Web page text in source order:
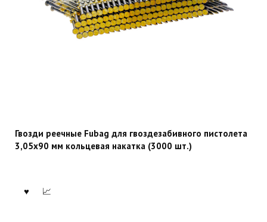
Гвозди реечные Fubag для гвоздезабивного пистолета
3,05х90 мм кольцевая накатка (3000 шт.)